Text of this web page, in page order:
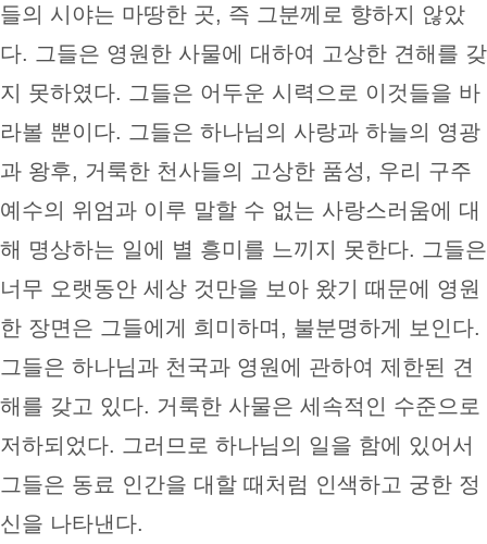
들의 시야는 마땅한 곳, 즉 그분께로 향하지 않았
다. 그들은 영원한 사물에 대하여 고상한 견해를 갖
지 못하였다. 그들은 어두운 시력으로 이것들을 바
라볼 뿐이다. 그들은 하나님의 사랑과 하늘의 영광
과 왕후, 거룩한 천사들의 고상한 품성, 우리 구주
예수의 위엄과 이루 말할 수 없는 사랑스러움에 대
해 명상하는 일에 별 흥미를 느끼지 못한다. 그들은
너무 오랫동안 세상 것만을 보아 왔기 때문에 영원
한 장면은 그들에게 희미하며, 불분명하게 보인다.
그들은 하나님과 천국과 영원에 관하여 제한된 견
해를 갖고 있다. 거룩한 사물은 세속적인 수준으로
저하되었다. 그러므로 하나님의 일을 함에 있어서
그들은 동료 인간을 대할 때처럼 인색하고 궁한 정
신을 나타낸다.